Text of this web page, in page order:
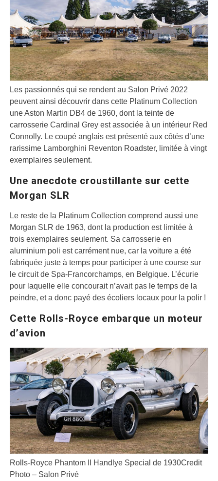
Les passionnés qui se rendent au Salon Privé 2022
peuvent ainsi découvrir dans cette Platinum Collection
une Aston Martin DB4 de 1960, dont la teinte de
carrosserie Cardinal Grey est associée à un intérieur Red
Connolly. Le coupé anglais est présenté aux côtés d’une
rarissime Lamborghini Reventon Roadster, limitée à vingt
exemplaires seulement.
Une anecdote croustillante sur cette
Morgan SLR
Le reste de la Platinum Collection comprend aussi une
Morgan SLR de 1963, dont la production est limitée à
trois exemplaires seulement. Sa carrosserie en
aluminium poli est carrément nue, car la voiture a été
fabriquée juste à temps pour participer à une course sur
le circuit de Spa-Francorchamps, en Belgique. L’écurie
pour laquelle elle concourait n’avait pas le temps de la
peindre, et a donc payé des écoliers locaux pour la polir !
Cette Rolls-Royce embarque un moteur
d’avion
Rolls-Royce Phantom II Handlye Special de 1930Credit
Photo – Salon Privé